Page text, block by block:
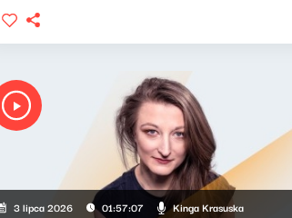
3 lipca 2026 01:57:07 Kinga Krasuska